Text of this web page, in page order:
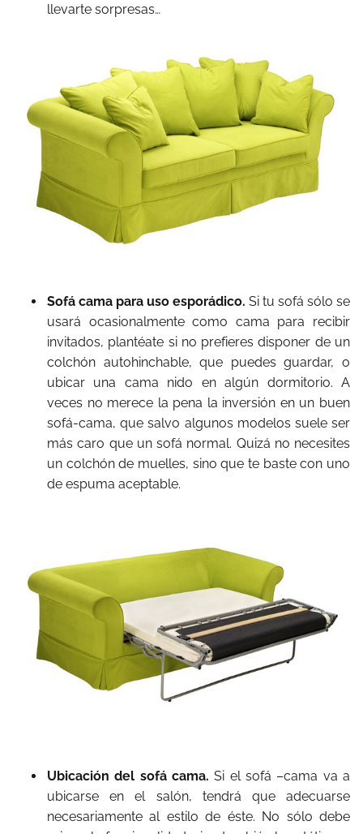
llevarte sorpresas…
Sofá cama para uso esporádico. Si tu sofá sólo se
usará ocasionalmente como cama para recibir
invitados, plantéate si no prefieres disponer de un
colchón autohinchable, que puedes guardar, o
ubicar una cama nido en algún dormitorio. A
veces no merece la pena la inversión en un buen
sofá-cama, que salvo algunos modelos suele ser
más caro que un sofá normal. Quizá no necesites
un colchón de muelles, sino que te baste con uno
de espuma aceptable.
Ubicación del sofá cama. Si el sofá –cama va a
ubicarse en el salón, tendrá que adecuarse
necesariamente al estilo de éste. No sólo debe